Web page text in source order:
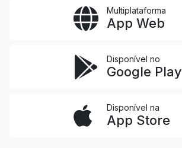
Multiplataforma
App Web
Disponível no
Google Play
Disponível na
App Store